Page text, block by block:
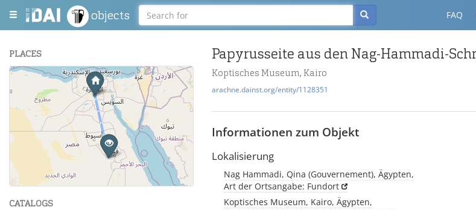
objects FAQ
PLACES
Leaflet | Maps and Data © OpenStreetMap
CATALOGS
Papyrusseite aus den Nag-Hammadi-
Koptisches Museum, Kairo
arachne.dainst.org/entity/1128351
Informationen zum Objekt
Lokalisierung
Nag Hammadi, Qina (Gouvernement), Ägypten,
Art der Ortsangabe: Fundort
Koptisches Museum, Kairo, Ägypten,